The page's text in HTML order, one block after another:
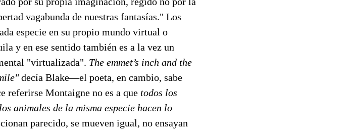
vagabunda de nuestras fantasías." Los
especie en su propio mundo virtual o
y en ese sentido también es a la vez un
"virtualizada". The emmet’s inch and the
decía Blake—el poeta, en cambio, sabe
referirse Montaigne no es a que todos los
animales de la misma especie hacen lo
parecido, se mueven igual, no ensayan